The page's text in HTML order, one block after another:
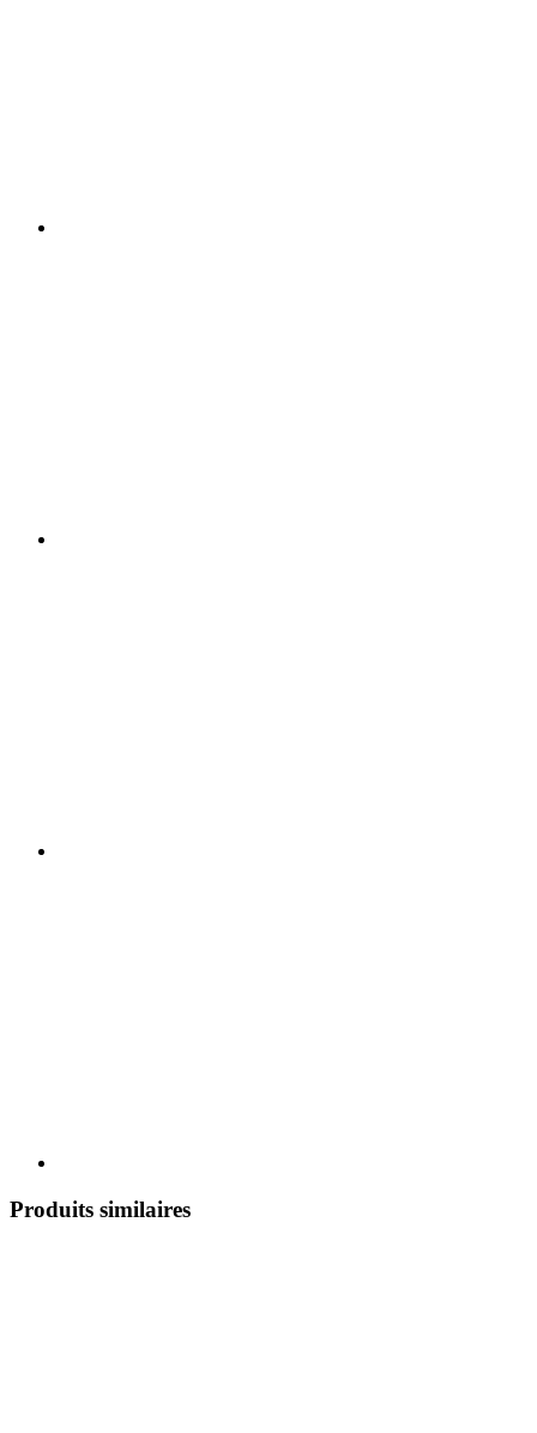
Produits similaires